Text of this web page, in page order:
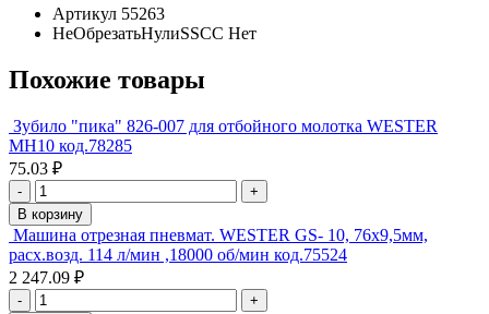
Артикул 55263
НеОбрезатьНулиSSCC Нет
Похожие товары
Зубило "пика" 826-007 для отбойного молотка WESTER
МН10 код.78285
75.03 ₽
-
+
В корзину
Машина отрезная пневмат. WESTER GS- 10, 76х9,5мм,
расх.возд. 114 л/мин ,18000 об/мин код.75524
2 247.09 ₽
-
+